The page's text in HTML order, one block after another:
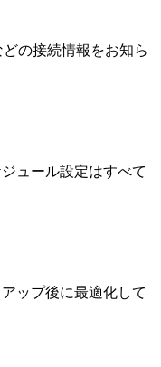
の接続情報をお知ら
ュール設定はすべて
ップ後に最適化して